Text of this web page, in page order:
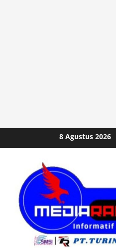
to
8 Agustus 2026